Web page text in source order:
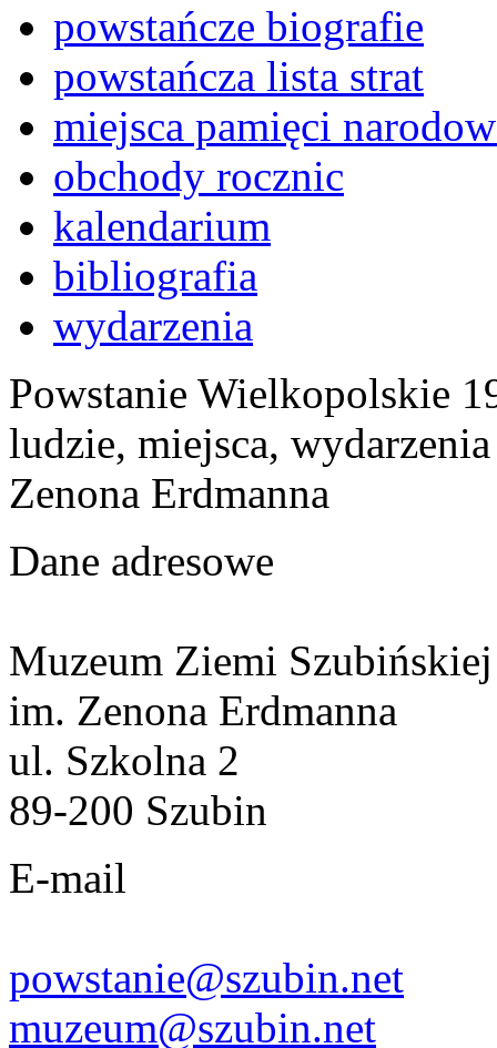
powstańcze biografie
powstańcza lista strat
miejsca pamięci
obchody rocznic
kalendarium
bibliografia
wydarzenia
Powstanie Wielkopolskie
ludzie, miejsca,
Zenona Erdmanna
Dane adresowe
Muzeum Ziemi Szubińskiej
im. Zenona Erdmanna
ul. Szkolna 2
89-200 Szubin
E-mail
powstanie@szubin.net
muzeum@szubin.net